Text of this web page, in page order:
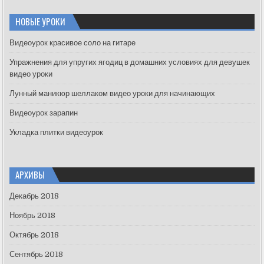
h
f
r
:
НОВЫЕ УРОКИ
Видеоурок красивое соло на гитаре
Упражнения для упругих ягодиц в домашних условиях для девушек
видео уроки
Лунный маникюр шеллаком видео уроки для начинающих
Видеоурок зарапин
Укладка плитки видеоурок
АРХИВЫ
Декабрь 2018
Ноябрь 2018
Октябрь 2018
Сентябрь 2018